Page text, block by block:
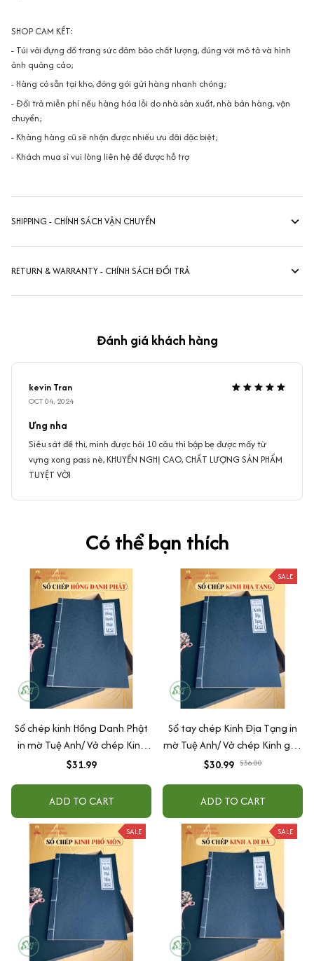
SHOP CAM KẾT:
- Túi vải đựng đồ trang sức đảm bảo chất lượng, đúng với mô tả và hình
ảnh quảng cáo;
- Hàng có sẵn tại kho, đóng gói gửi hàng nhanh chóng;
- Đổi trả miễn phí nếu hàng hóa lỗi do nhà sản xuất, nhà bán hàng, vận
chuyển;
- Khàng hàng cũ sẽ nhận được nhiều ưu đãi đặc biệt;
- Khách mua sỉ vui lòng liên hệ để được hỗ trợ
SHIPPING - CHÍNH SÁCH VẬN CHUYỂN
RETURN & WARRANTY - CHÍNH SÁCH ĐỔI TRẢ
Đánh giá khách hàng
kevin Tran
OCT 04, 2024
Ưng nha
Siêu sát đề thi, mình được hỏi 10 câu thì bập bẹ được mấy từ
vựng xong pass nè, KHUYẾN NGHỊ CAO, CHẤT LƯỢNG SẢN PHẨM
TUYỆT VỜI
Có thể bạn thích
Sổ chép kinh Hồng Danh Phật
in mờ Tuệ Anh/ Vở chép Kinh
giấy cổ (Tặng kèm Hộp đựng
$31.99
ADD TO CART
SALE
Sổ tay chép Kinh Địa Tạng in
mờ Tuệ Anh/ Vở chép Kinh giấy
cổ (Tặng kèm Hộp đựng Kinh)
$30.99 $36.00
ADD TO CART
SALE SALE